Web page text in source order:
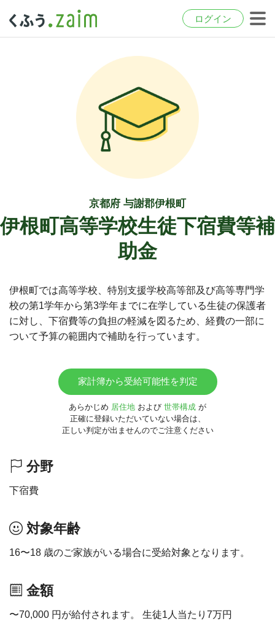
ログイン
京都府 与謝郡伊根町
伊根町高等学校生徒下宿費等補
助金
伊根町では高等学校、特別支援学校高等部及び高等専門学
校の第1学年から第3学年までに在学している生徒の保護者
に対し、下宿費等の負担の軽減を図るため、経費の一部に
ついて予算の範囲内で補助を行っています。
家計簿から受給可能性を判定
あらかじめ 居住地 および 世帯構成 が
正確に登録いただいていない場合は、
正しい判定が出ませんのでご注意ください
分野
下宿費
対象年齢
16〜18 歳のご家族がいる場合に受給対象となります。
金額
〜70,000 円が給付されます。 生徒1人当たり7万円